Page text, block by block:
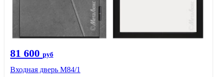
81 600 руб
Входная дверь M84/1